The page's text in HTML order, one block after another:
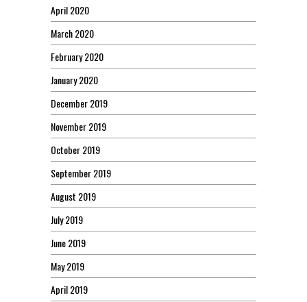
April 2020
March 2020
February 2020
January 2020
December 2019
November 2019
October 2019
September 2019
August 2019
July 2019
June 2019
May 2019
April 2019